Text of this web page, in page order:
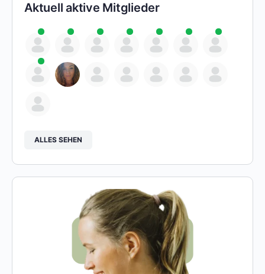
Aktuell aktive Mitglieder
ALLES SEHEN